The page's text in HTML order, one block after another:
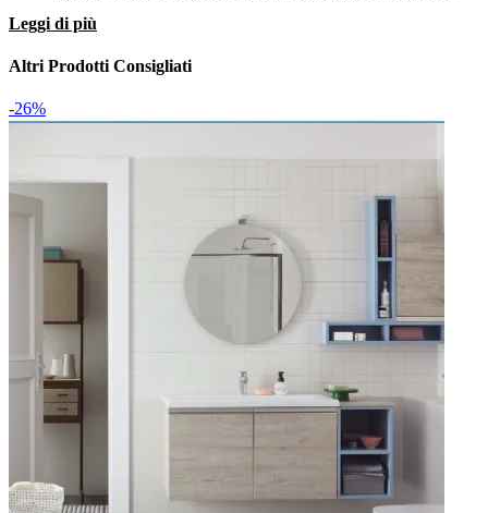
5 Motivi per Comprare il Quadro di
Spese di trasporto incluse nazionalmente (senza isole).
Lavello ad appoggio, specchio e nessun rubinetto
Leggi di più
Altri Prodotti Consigliati
-26%